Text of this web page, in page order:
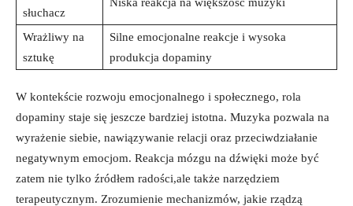
słuchacz
Wrażliwy na
sztukę
Silne emocjonalne reakcje i wysoka
produkcja dopaminy
W kontekście rozwoju emocjonalnego i społecznego, rola
dopaminy staje się jeszcze bardziej istotna. Muzyka pozwala na
wyrażenie siebie, nawiązywanie relacji oraz przeciwdziałanie
negatywnym emocjom. Reakcja mózgu na dźwięki może być
zatem nie tylko źródłem radości,ale także narzędziem
terapeutycznym. Zrozumienie mechanizmów, jakie rządzą